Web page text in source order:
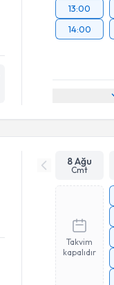
13:00
14:00
8 Ağu
Cmt
Takvim
kapalıdır